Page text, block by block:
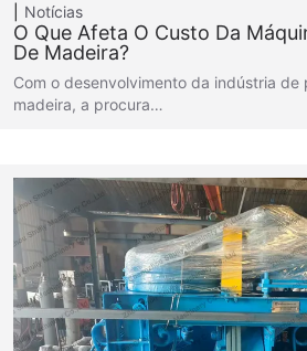
Notícias
O Que Afeta O Custo Da
De Madeira?
Com o desenvolvimento da indústria de
madeira, a procura…